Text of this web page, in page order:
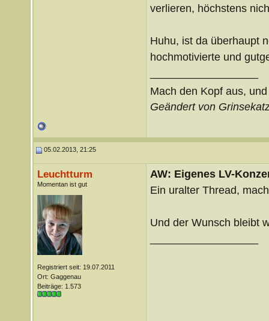
verlieren, höchstens
Huhu, ist da überhaupt
hochmotivierte und
Mach den Kopf aus,
Geändert von
05.02.2013, 21:25
Leuchtturm
Momentan ist gut
Registriert seit: 19.07.2011
Ort: Gaggenau
Beiträge: 1.573
AW: Eigenes LV-
Ein uralter Thread,
Und der Wunsch bleibt